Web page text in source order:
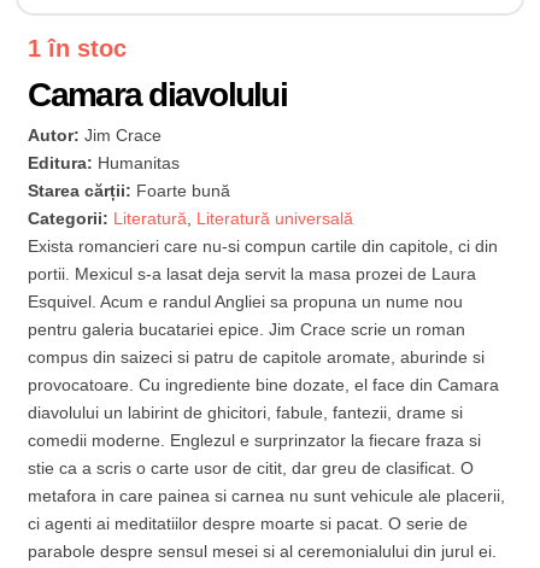
1 în stoc
Camara diavolului
Autor:Jim Crace
Editura: Humanitas
Starea cărții: Foarte bună
Categorii: Literatură, Literatură universală
Exista romancieri care nu-si compun cartile din capitole, ci din
portii. Mexicul s-a lasat deja servit la masa prozei de Laura
Esquivel. Acum e randul Angliei sa propuna un nume nou
pentru galeria bucatariei epice. Jim Crace scrie un roman
compus din saizeci si patru de capitole aromate, aburinde si
provocatoare. Cu ingrediente bine dozate, el face din Camara
diavolului un labirint de ghicitori, fabule, fantezii, drame si
comedii moderne. Englezul e surprinzator la fiecare fraza si
stie ca a scris o carte usor de citit, dar greu de clasificat. O
metafora in care painea si carnea nu sunt vehicule ale placerii,
ci agenti ai meditatiilor despre moarte si pacat. O serie de
parabole despre sensul mesei si al ceremonialului din jurul ei.